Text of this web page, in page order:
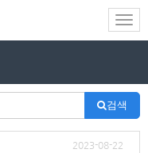
검색
2023-08-22